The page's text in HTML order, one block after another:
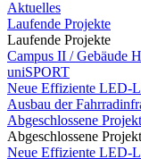
Aktuelles
Laufende Projekte
Laufende Projekte
Campus II / Gebäude H
uniSPORT
Neue Effiziente LED-
Ausbau der
Abgeschlossene
Abgeschlossene
Neue Effiziente LED-